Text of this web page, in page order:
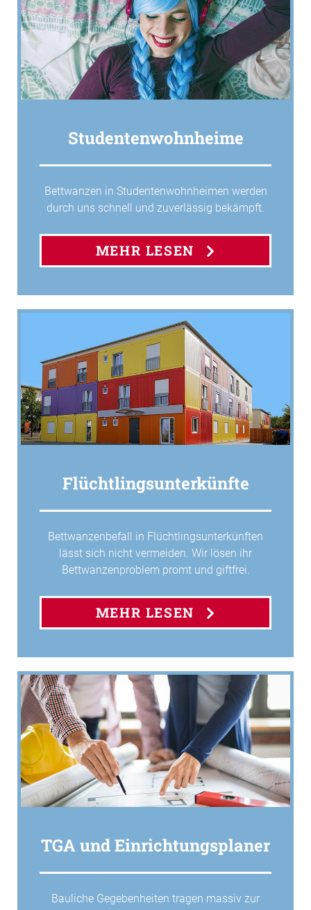
Studentenwohnheime
Bettwanzen in Studentenwohnheimen werden
durch uns schnell und zuverlässig bekämpft.
MEHR LESEN
Flüchtlingsunterkünfte
Bettwanzenbefall in Flüchtlingsunterkünften
lässt sich nicht vermeiden. Wir lösen ihr
Bettwanzenproblem promt und giftfrei.
MEHR LESEN
TGA und Einrichtungsplaner
Bauliche Gegebenheiten tragen massiv zur